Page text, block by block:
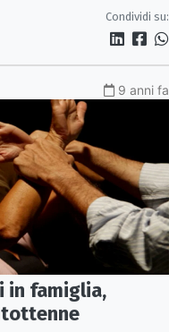
Condividi su:
9 anni fa
in famiglia,